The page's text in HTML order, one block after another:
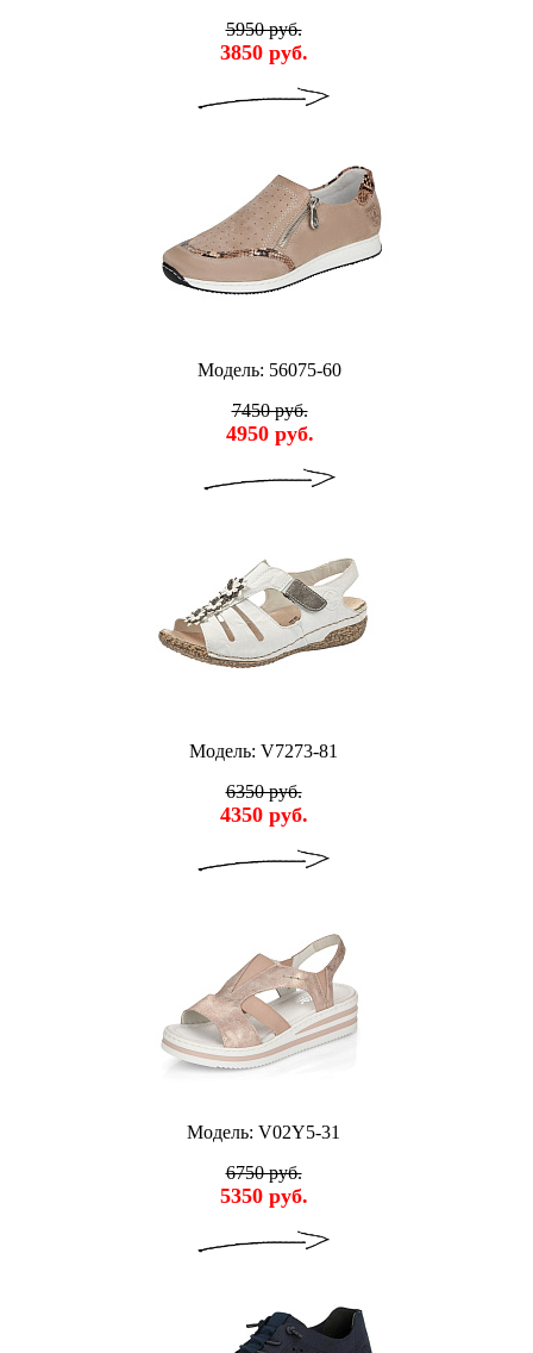
5950 руб.
3850 руб.
Модель: 56075-60
7450 руб.
4950 руб.
Модель: V7273-81
6350 руб.
4350 руб.
Модель: V02Y5-31
6750 руб.
5350 руб.